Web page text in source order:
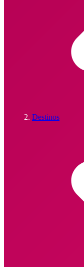
Destinos